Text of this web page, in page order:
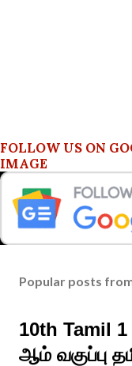
FOLLOW US ON
IMAGE
Popular posts
10th Tamil
ஆம் வகுப்பு